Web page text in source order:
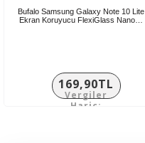
Bufalo Samsung Galaxy Note 10 Lite
Ekran Koruyucu FlexiGlass Nano…
169,90TL
Vergiler
Hariç: